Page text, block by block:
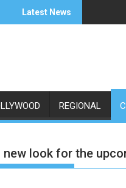
Latest News
REGIONAL
new look for the